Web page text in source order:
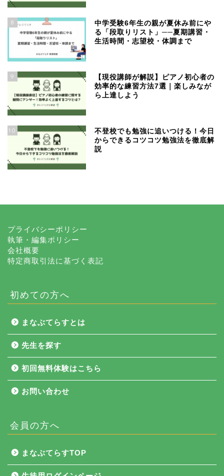
8
中学受験6年生の親が夏休み前にや
る「段取りリスト」──夏期講習・
生活時間・志望校・体調まで
9
【現役講師が解説】ピアノ初心者の
効率的な練習方法7選｜楽しみなが
ら上達しよう
10
不登校でも勉強に追いつける！今日
からできるコツコツ勉強法を徹底解
説
プライバシーポリシー
執筆・編集ポリシー
会社概要
特定商取引法に基づく表記
初めての方へ
まなぶてらすとは
先生を探す
初回無料体験はこちら
お問い合わせ
会員の方へ
まなぶてらすTOP
NEWS
まなぶてらす活用法